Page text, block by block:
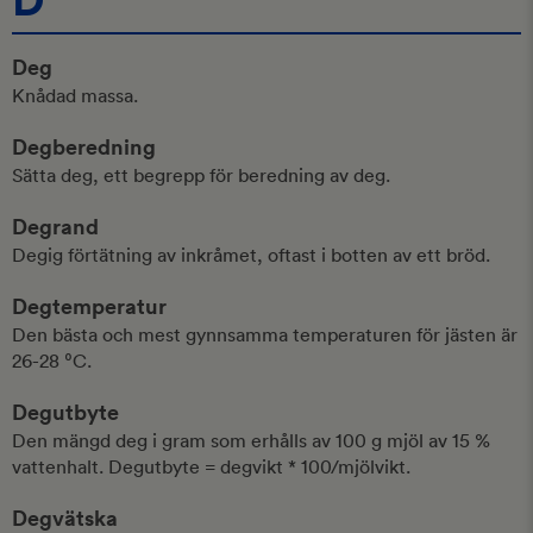
Deg
Knådad massa.
Degberedning
Sätta deg, ett begrepp för beredning av deg.
Degrand
Degig förtätning av inkråmet, oftast i botten av ett bröd.
Degtemperatur
Den bästa och mest gynnsamma temperaturen för jästen är
26-28 ⁰C.
Degutbyte
Den mängd deg i gram som erhålls av 100 g mjöl av 15 %
vattenhalt. Degutbyte = degvikt * 100/mjölvikt.
Degvätska